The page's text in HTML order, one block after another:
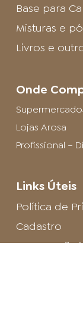
Base para
Misturas e
Livros e
Onde
Lojas Arosa
Profissional –
Links Úteis
Política de
Cadastro
SAC -